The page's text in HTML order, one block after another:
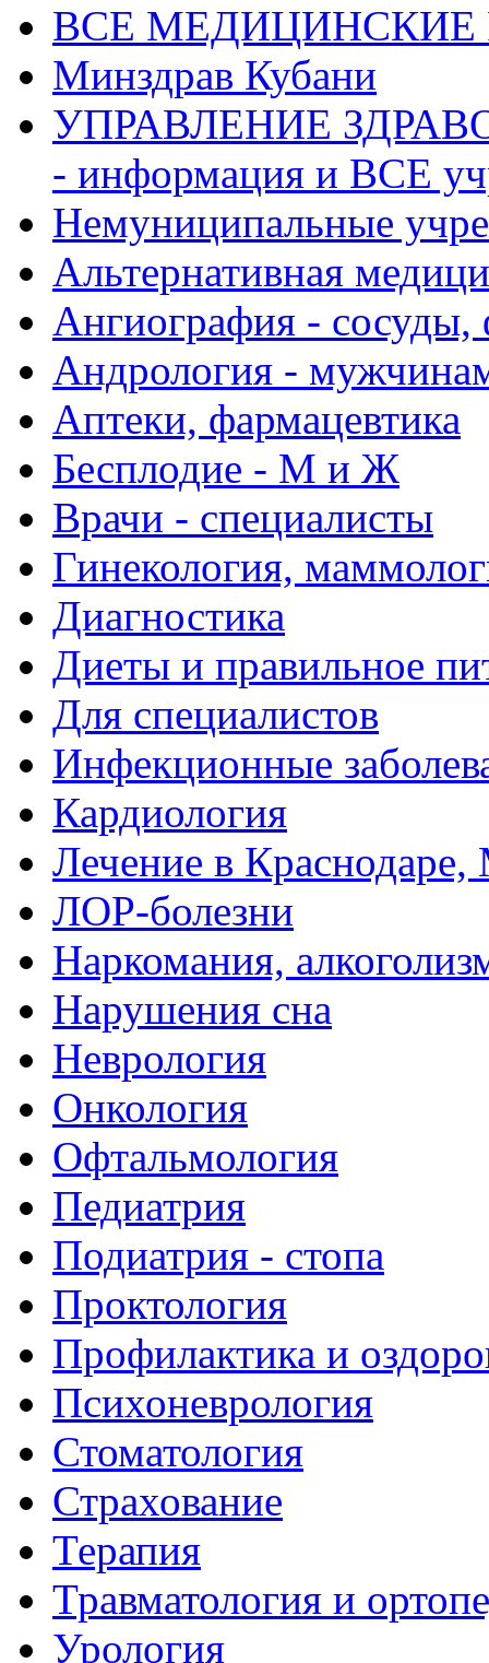
ВСЕ МЕДИЦИНСКИЕ
Минздрав Кубани
УПРАВЛЕНИЕ
- информация и ВСЕ
Немуниципальные
Альтернативная
Ангиография - сосуды,
Андрология -
Аптеки, фармацевтика
Бесплодие - М и Ж
Врачи - специалисты
Гинекология,
Диагностика
Диеты и правильное
Для специалистов
Инфекционные
Кардиология
Лечение в
ЛОР-болезни
Наркомания,
Нарушения сна
Неврология
Онкология
Офтальмология
Педиатрия
Подиатрия - стопа
Проктология
Профилактика и
Психоневрология
Стоматология
Страхование
Терапия
Травматология и
Урология